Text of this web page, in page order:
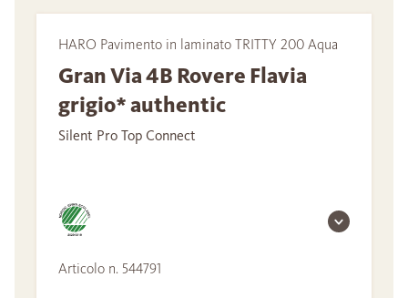
HARO Pavimento in laminato TRITTY 200 Aqua
Gran Via 4B Rovere Flavia
grigio* authentic
Silent Pro Top Connect
Articolo n. 544791